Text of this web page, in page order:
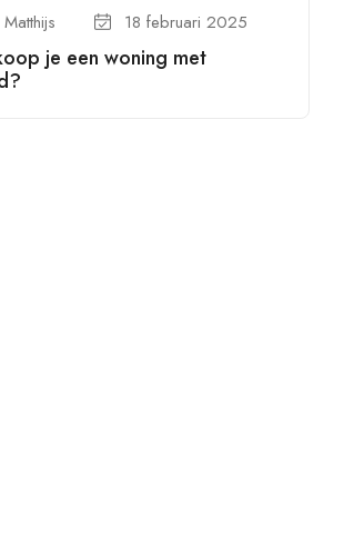
18 februari 2025
je een woning met